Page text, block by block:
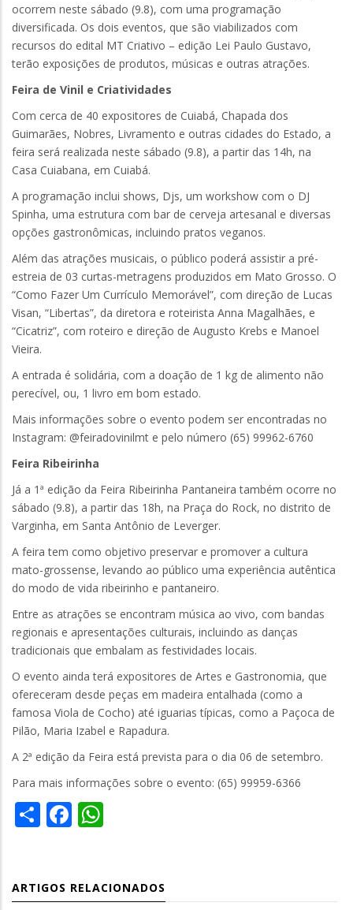
ocorrem neste sábado (9.8), com uma programação
diversificada. Os dois eventos, que são viabilizados com
recursos do edital MT Criativo – edição Lei Paulo Gustavo,
terão exposições de produtos, músicas e outras atrações.
Feira de Vinil e Criatividades
Com cerca de 40 expositores de Cuiabá, Chapada dos
Guimarães, Nobres, Livramento e outras cidades do Estado, a
feira será realizada neste sábado (9.8), a partir das 14h, na
Casa Cuiabana, em Cuiabá.
A programação inclui shows, Djs, um workshow com o DJ
Spinha, uma estrutura com bar de cerveja artesanal e diversas
opções gastronômicas, incluindo pratos veganos.
Além das atrações musicais, o público poderá assistir a pré-
estreia de 03 curtas-metragens produzidos em Mato Grosso. O
“Como Fazer Um Currículo Memorável”, com direção de Lucas
Visan, “Libertas”, da diretora e roteirista Anna Magalhães, e
“Cicatriz”, com roteiro e direção de Augusto Krebs e Manoel
Vieira.
A entrada é solidária, com a doação de 1 kg de alimento não
perecível, ou, 1 livro em bom estado.
Mais informações sobre o evento podem ser encontradas no
Instagram: @feiradovinilmt e pelo número (65) 99962-6760
Feira Ribeirinha
Já a 1ª edição da Feira Ribeirinha Pantaneira também ocorre no
sábado (9.8), a partir das 18h, na Praça do Rock, no distrito de
Varginha, em Santa Antônio de Leverger.
A feira tem como objetivo preservar e promover a cultura
mato-grossense, levando ao público uma experiência autêntica
do modo de vida ribeirinho e pantaneiro.
Entre as atrações se encontram música ao vivo, com bandas
regionais e apresentações culturais, incluindo as danças
tradicionais que embalam as festividades locais.
O evento ainda terá expositores de Artes e Gastronomia, que
ofereceram desde peças em madeira entalhada (como a
famosa Viola de Cocho) até iguarias típicas, como a Paçoca de
Pilão, Maria Izabel e Rapadura.
A 2ª edição da Feira está prevista para o dia 06 de setembro.
Para mais informações sobre o evento: (65) 99959-6366
ShareFacebook
ARTIGOS RELACIONADOS